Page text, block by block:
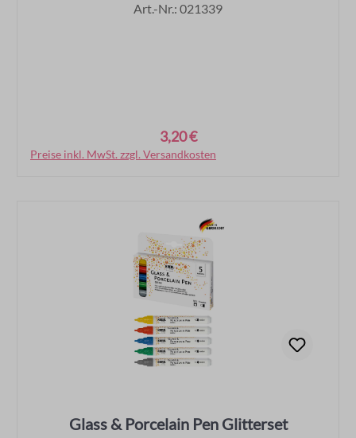
Art.-Nr.: 021339
3,20 €
Preise inkl. MwSt. zzgl. Versandkosten
In den Warenkorb
Glass & Porcelain Pen Glitterset